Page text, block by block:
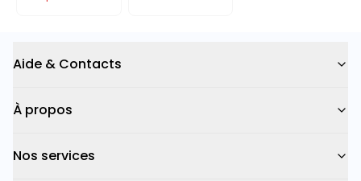
Aide & Contacts
À propos
Nos services